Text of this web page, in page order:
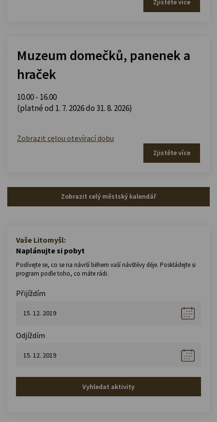
Zjistěte více
Muzeum domečků, panenek a
hraček
10.00 - 16.00
(platné od 1. 7. 2026 do 31. 8. 2026)
Zobrazit celou otevírací dobu
Zjistěte více
Zobrazit celý městský kalendář
Vaše Litomyšl:
Naplánujte si pobyt
Podívejte se, co se na návrší během vaší návštěvy děje. Poskládejte si
program podle toho, co máte rádi.
Přijíždím
Odjíždím
Vyhledat aktivity